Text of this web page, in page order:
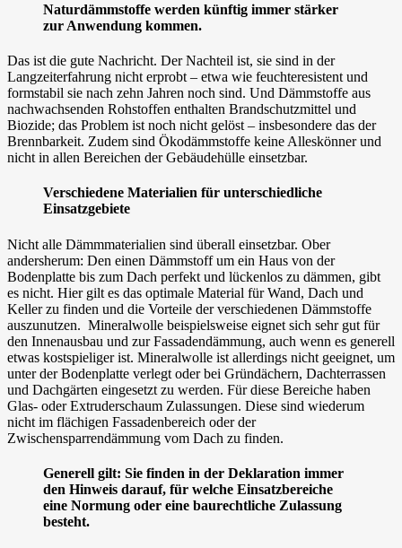
Naturdämmstoffe werden künftig immer stärker
zur Anwendung kommen.
Das ist die gute Nachricht. Der Nachteil ist, sie sind in der
Langzeiterfahrung nicht erprobt – etwa wie feuchteresistent und
formstabil sie nach zehn Jahren noch sind. Und Dämmstoffe aus
nachwachsenden Rohstoffen enthalten Brandschutzmittel und
Biozide; das Problem ist noch nicht gelöst – insbesondere das der
Brennbarkeit. Zudem sind Ökodämmstoffe keine Alleskönner und
nicht in allen Bereichen der Gebäudehülle einsetzbar.
Verschiedene Materialien für unterschiedliche
Einsatzgebiete
Nicht alle Dämmmaterialien sind überall einsetzbar. Ober
andersherum: Den einen Dämmstoff um ein Haus von der
Bodenplatte bis zum Dach perfekt und lückenlos zu dämmen, gibt
es nicht. Hier gilt es das optimale Material für Wand, Dach und
Keller zu finden und die Vorteile der verschiedenen Dämmstoffe
auszunutzen. Mineralwolle beispielsweise eignet sich sehr gut für
den Innenausbau und zur Fassadendämmung, auch wenn es generell
etwas kostspieliger ist. Mineralwolle ist allerdings nicht geeignet, um
unter der Bodenplatte verlegt oder bei Gründächern, Dachterrassen
und Dachgärten eingesetzt zu werden. Für diese Bereiche haben
Glas- oder Extruderschaum Zulassungen. Diese sind wiederum
nicht im flächigen Fassadenbereich oder der
Zwischensparrendämmung vom Dach zu finden.
Generell gilt: Sie finden in der Deklaration immer
den Hinweis darauf, für welche Einsatzbereiche
eine Normung oder eine baurechtliche Zulassung
besteht.